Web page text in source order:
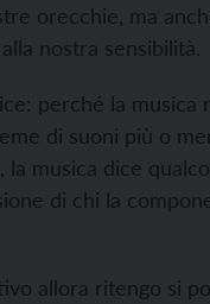
orecchie, ma
nostra sensibilità.
perché la musica
di suoni più o
la musica dice
di chi la
allora ritengo si